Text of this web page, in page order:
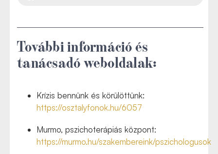
További információ és
tanácsadó weboldalak:
Krízis bennünk és körülöttünk:
https://osztalyfonok.hu/6057
Murmo, pszichoterápiás központ:
https://murmo.hu/szakembereink/pszichologusok